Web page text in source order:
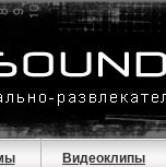
Видеоклипы